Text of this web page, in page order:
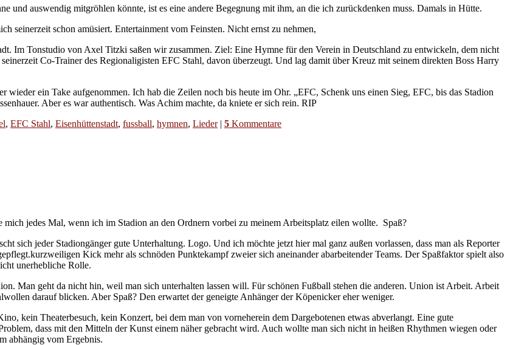
und auswendig mitgröhlen könnte, ist es eine andere Begegnung mit ihm, an die ich zurückdenken muss. Damals in Hütte.
seinerzeit schon amüsiert. Entertainment vom Feinsten. Nicht ernst zu nehmen,
Im Tonstudio von Axel Titzki saßen wir zusammen. Ziel: Eine Hymne für den Verein in Deutschland zu entwickeln, dem nicht
Co-Trainer des Regionaligisten EFC Stahl, davon überzeugt. Und lag damit über Kreuz mit seinem direkten Boss Harry
ein Take aufgenommen. Ich hab die Zeilen noch bis heute im Ohr. „EFC, Schenk uns einen Sieg, EFC, bis das Stadion
Aber es war authentisch. Was Achim machte, da kniete er sich rein. RIP
, EFC Stahl, Eisenhüttenstadt, fussball, hymnen, Lieder | 5 Kommentare
jedes Mal, wenn ich im Stadion an den Ordnern vorbei zu meinem Arbeitsplatz eilen wollte. Spaß?
sich jeder Stadiongänger gute Unterhaltung. Logo. Und ich möchte jetzt hier mal ganz außen vorlassen, dass man als Reporter
Kick mehr als schnöden Punktekampf zweier sich aneinander abarbeitender Teams. Der Spaßfaktor spielt also
unerhebliche Rolle.
Man geht da nicht hin, weil man sich unterhalten lassen will. Für schönen Fußball stehen die anderen. Union ist Arbeit. Arbeit
darauf blicken. Aber Spaß? Den erwartet der geneigte Anhänger der Köpenicker eher weniger.
kein Theaterbesuch, kein Konzert, bei dem man von vorneherein dem Dargebotenen etwas abverlangt. Eine gute
dass mit den Mitteln der Kunst einem näher gebracht wird. Auch wollte man sich nicht in heißen Rhythmen wiegen oder
abhängig vom Ergebnis.